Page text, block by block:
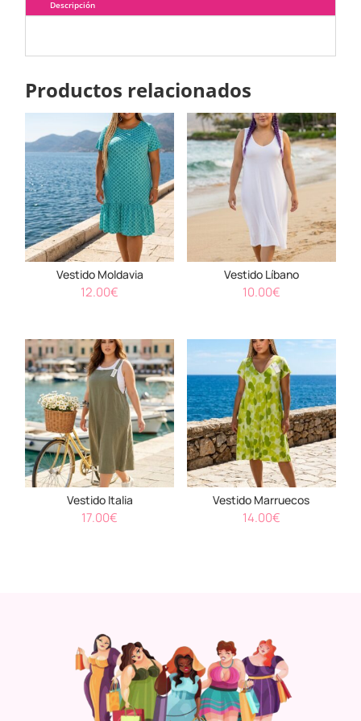
Descripción
Productos relacionados
Vestido Moldavia
12.00€
Vestido Líbano
10.00€
Vestido Italia
17.00€
Vestido Marruecos
14.00€